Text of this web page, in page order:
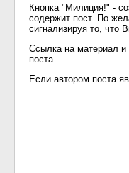
Кнопка "Милиция!" -
содержит пост. По
сигнализируя то, что
Ссылка на материал и
поста.
Если автором поста